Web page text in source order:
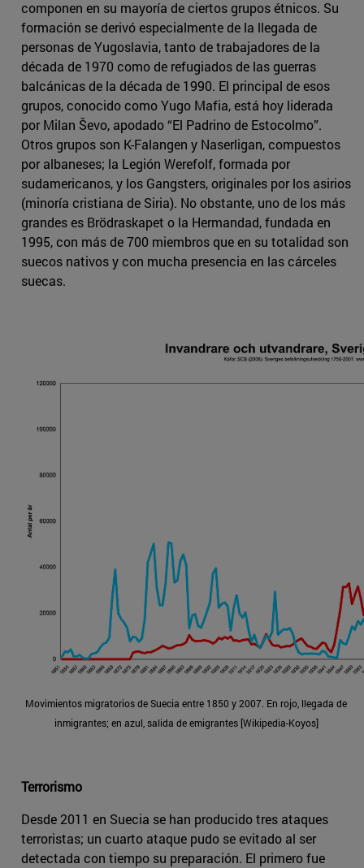
componen en su mayoría de ciertos grupos étnicos. Su
formación se derivó especialmente de la llegada de
personas de Yugoslavia, tanto de trabajadores de la
década de 1970 como de refugiados de las guerras
balcánicas de la década de 1990. El principal de esos
grupos, conocido como Yugo Mafia, está hoy liderada
por Milan Ševo, apodado “El Padrino de Estocolmo”.
Otros grupos son K-Falangen y Naserligan, compuestos
por albaneses; la Legión Werefolf, formada por
sudamericanos, y los Gangsters, originales por los asirios
(minoría cristiana de Siria). No obstante, uno de los más
grandes es Brödraskapet o la Hermandad, fundada en
1995, con más de 700 miembros que en su totalidad son
suecos nativos y con mucha presencia en las cárceles
suecas.
Movimientos migratorios de Suecia entre 1850 y 2007. En rojo, llegada de
inmigrantes; en azul, salida de emigrantes [Wikipedia-Koyos]
Terrorismo
Desde 2011 en Suecia se han producido tres ataques
terroristas; un cuarto ataque pudo se evitado al ser
detectada con tiempo su preparación. El primero fue